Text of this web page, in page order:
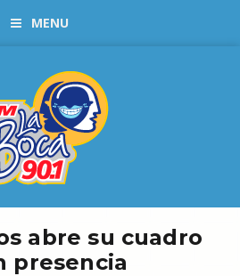
MENU
abre su cuadro
presencia